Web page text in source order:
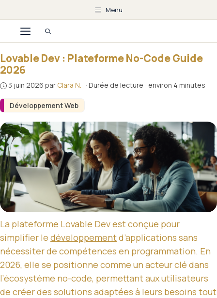
au
contenu
Menu
Menu
Développement Web
Lovable Dev : Plateforme No-Code Guide
2026
3 juin 2026 par Clara N. · Durée de lecture : environ 4 minutes
La plateforme Lovable Dev est conçue pour
simplifier le développementd’applications sans
nécessiter de compétences en programmation. En
2026, elle se positionne comme un acteur clé dans
l’écosystème no-code, permettant aux utilisateurs
de créer des solutions adaptées à leurs besoins tout